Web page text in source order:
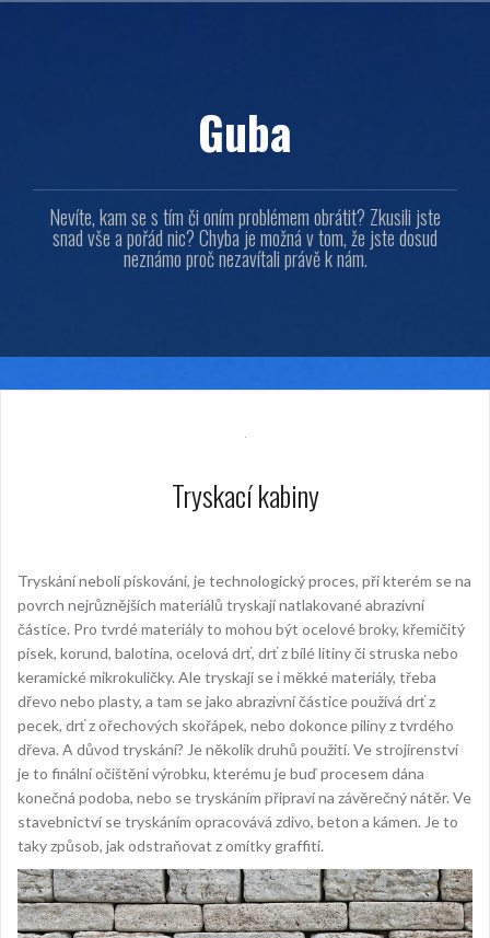
Guba
Nevíte, kam se s tím či oním problémem obrátit? Zkusili jste
snad vše a pořád nic? Chyba je možná v tom, že jste dosud
neznámo proč nezavítali právě k nám.
Tryskací kabiny
Tryskání neboli pískování, je technologický proces, při kterém se na
povrch nejrůznějších materiálů tryskají natlakované abrazivní
částice. Pro tvrdé materiály to mohou být ocelové broky, křemičitý
písek, korund, balotina, ocelová drť, drť z bílé litiny či struska nebo
keramické mikrokuličky. Ale tryskají se i měkké materiály, třeba
dřevo nebo plasty, a tam se jako abrazivní částice používá drť z
pecek, drť z ořechových skořápek, nebo dokonce piliny z tvrdého
dřeva. A důvod tryskání? Je několik druhů použití. Ve strojírenství
je to finální očištění výrobku, kterému je buď procesem dána
konečná podoba, nebo se tryskáním připraví na závěrečný nátěr. Ve
stavebnictví se tryskáním opracovává zdivo, beton a kámen. Je to
taky způsob, jak odstraňovat z omítky graffiti.